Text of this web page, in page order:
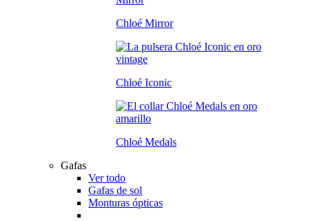
Chloé Mirror
Chloé Iconic
Chloé Medals
Gafas
Ver todo
Gafas de sol
Monturas ópticas